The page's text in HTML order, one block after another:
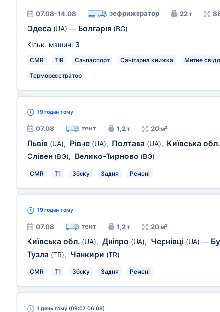
07.08–14.08 рефрижератор 22 т
Одеса (UA) — Болгарія (BG)
Кільк. машин: 3
CMR TIR Санпаспорт Санітарна книжка Митне
Термореєстратор
19 годин тому
07.08 тент 1,2 т 20 м³
Львів (UA), Рівне (UA), Полтава (UA), Київська
Слівен (BG), Велико-Тирново (BG)
CMR T1 Збоку Задня Ремені
19 годин тому
07.08 тент 1,2 т 20 м³
Київська обл. (UA), Дніпро (UA), Чернівці (UA) —
Тузла (TR), Чанкири (TR)
CMR T1 Збоку Задня Ремені
1 день тому (09:02 06.08)